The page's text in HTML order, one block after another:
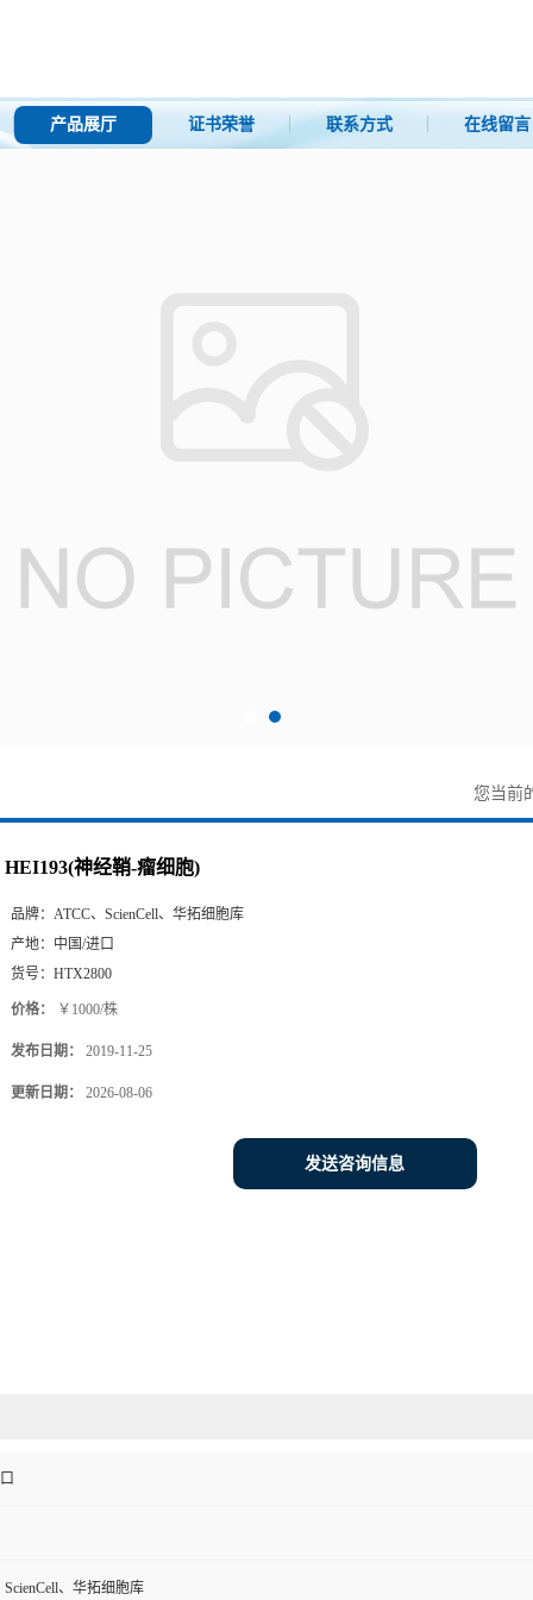
产品展厅 证书荣誉 联系方式 在线留言
您当前
HEI193(神经鞘-瘤细胞)
品牌： ATCC、ScienCell、华拓细胞库
产地： 中国/进口
货号： HTX2800
价格： ￥1000/株
发布日期： 2019-11-25
更新日期： 2026-08-06
发送咨询信息
ScienCell、华拓细胞库